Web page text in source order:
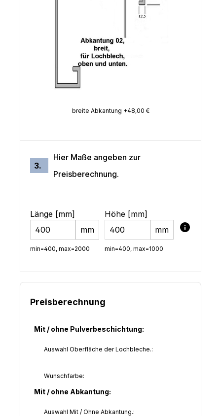
breite Abkantung +48,00 €
3.
Hier Maße angeben zur
Preisberechnung.
Länge [mm]
mm
Höhe [mm]
mm
min=400, max=2000 min=400, max=1000
Preisberechnung
Mit / ohne Pulverbeschichtung:
Auswahl Oberfläche der Lochbleche.:
Wunschfarbe:
Mit / ohne Abkantung:
Auswahl Mit / Ohne Abkantung.: